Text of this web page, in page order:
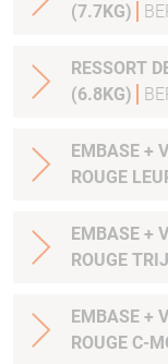
(7.7KG)
RESSORT
(6.8KG)
EMBASE + VIS
ROUGE
EMBASE +
ROUGE
EMBASE +
ROUGE C-